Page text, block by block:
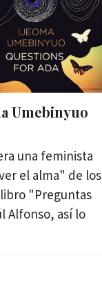
Umebinyuo
una feminista
el alma" de los
"Preguntas
Alfonso, así lo